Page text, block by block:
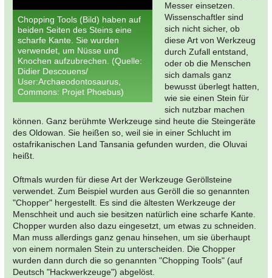
Chopping Tools (Bild) haben auf
beiden Seiten des Steins eine
scharfe Kante. Sie wurden
verwendet, um Nüsse und
Knochen aufzubrechen. (Quelle:
Didier Descouens/
User:Archaeodontosaurus,
Commons: Projet Phoebus)
Messer einsetzen.
Wissenschaftler sind
sich nicht sicher, ob
diese Art von Werkzeug
durch Zufall entstand,
oder ob die Menschen
sich damals ganz
bewusst überlegt hatten,
wie sie einen Stein für
sich nutzbar machen
können. Ganz berühmte Werkzeuge sind heute die Steingeräte
des Oldowan. Sie heißen so, weil sie in einer Schlucht im
ostafrikanischen Land Tansania gefunden wurden, die Oluvai
heißt.
Oftmals wurden für diese Art der Werkzeuge Geröllsteine
verwendet. Zum Beispiel wurden aus Geröll die so genannten
"Chopper" hergestellt. Es sind die ältesten Werkzeuge der
Menschheit und auch sie besitzen natürlich eine scharfe Kante.
Chopper wurden also dazu eingesetzt, um etwas zu schneiden.
Man muss allerdings ganz genau hinsehen, um sie überhaupt
von einem normalen Stein zu unterscheiden. Die Chopper
wurden dann durch die so genannten "Chopping Tools" (auf
Deutsch "Hackwerkzeuge") abgelöst.